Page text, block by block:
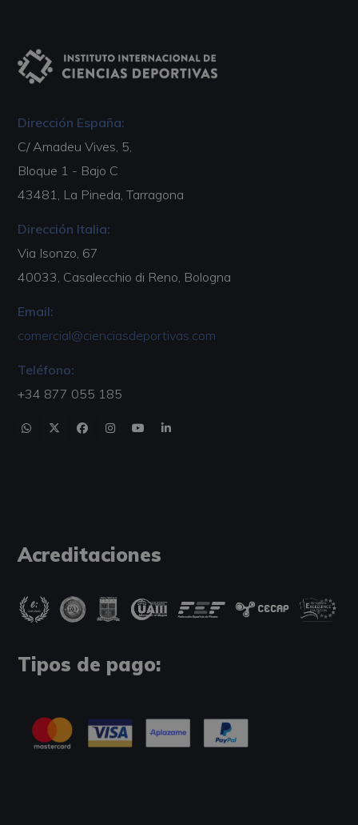
Dirección España:
C/ Amadeu Vives, 5,
Bloque 1 - Bajo C
43481, La Pineda, Tarragona
Dirección Italia:
Via Isonzo, 67
40033, Casalecchio di Reno, Bologna
Email:
comercial@cienciasdeportivas.com
Teléfono:
+34 877 055 185
Acreditaciones
Tipos de pago: